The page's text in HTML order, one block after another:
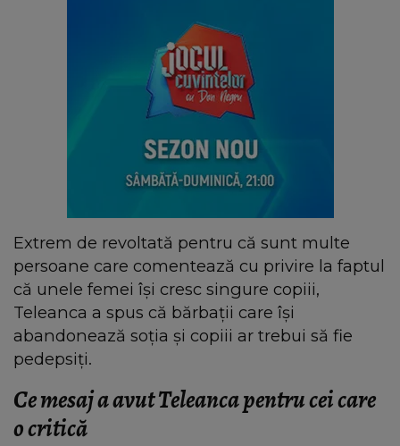
Extrem de revoltată pentru că sunt multe
persoane care comentează cu privire la faptul
că unele femei își cresc singure copiii,
Teleanca a spus că bărbații care își
abandonează soția și copiii ar trebui să fie
pedepsiți.
Ce mesaj a avut Teleanca pentru cei care
o critică